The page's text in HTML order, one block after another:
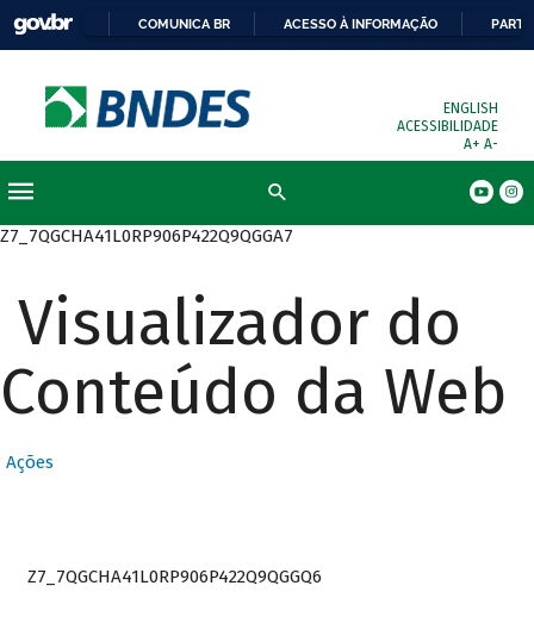
COMUNICA BR ACESSO À INFORMAÇÃO
ENGLISH
ACESSIBILIDADE
A+ A-
Z7_7QGCHA41L0RP906P422Q9QGGA7
Visualizador do
Conteúdo da Web
Ações
Z7_7QGCHA41L0RP906P422Q9QGGQ6